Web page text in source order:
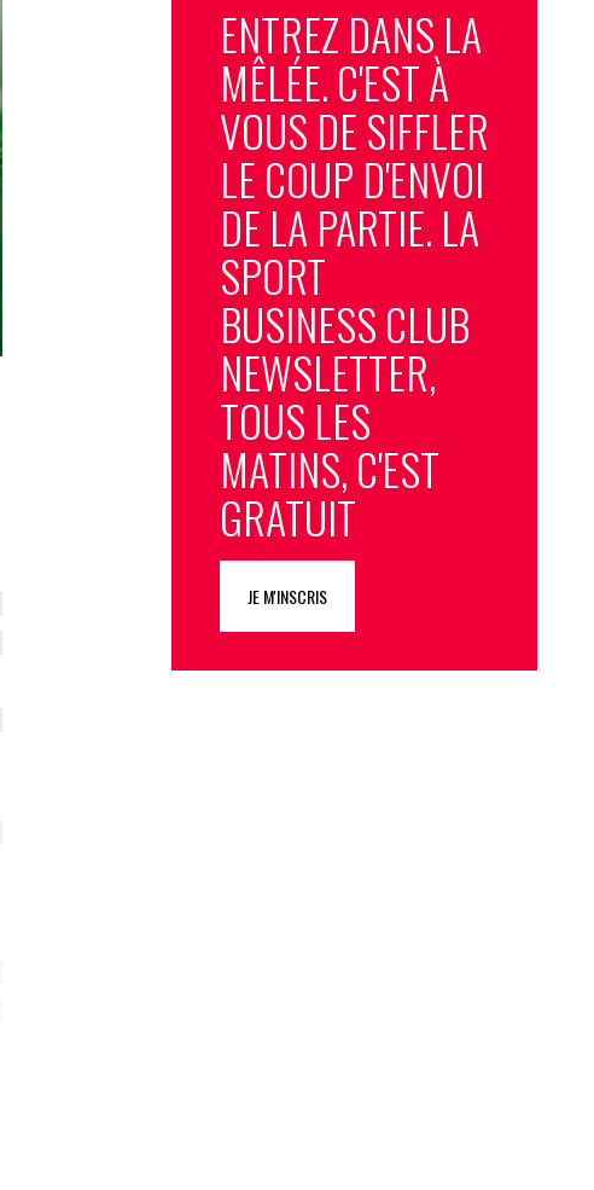
ENTREZ DANS LA
MÊLÉE. C'EST À
VOUS DE SIFFLER
LE COUP D'ENVOI
DE LA PARTIE. LA
SPORT
BUSINESS CLUB
NEWSLETTER,
TOUS LES
MATINS, C'EST
GRATUIT
JE M'INSCRIS